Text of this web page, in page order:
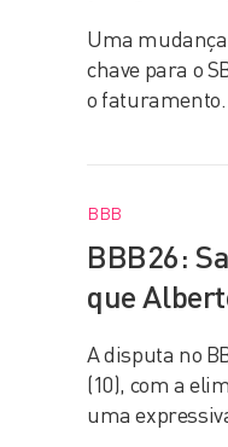
Uma
chave para o
o
BBB
BBB26:
que
A disputa no
(10), com a
uma